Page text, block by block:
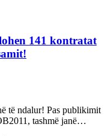
141 kontratat
të ndalur! Pas publikimit
tashmë janë…